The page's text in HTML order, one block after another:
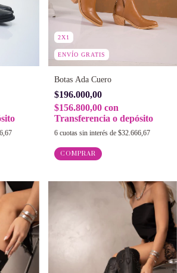
2X1
ENVÍO GRATIS
Botas Ada Cuero
$196.000,00
$156.800,00 con
Transferencia o depósito
6 cuotas sin interés de $32.666,67
COMPRAR